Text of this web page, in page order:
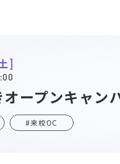
ープンキャン
#来校OC